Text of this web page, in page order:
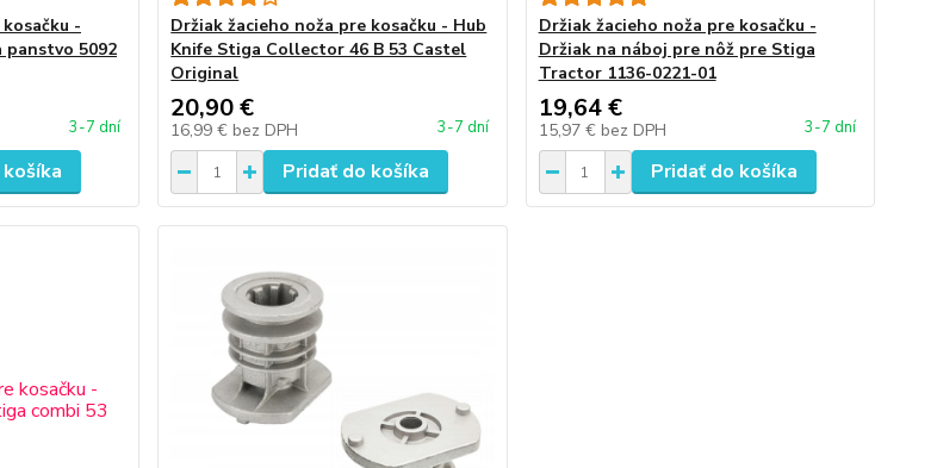
-
5092
3-7 dní
Držiak žacieho noža pre kosačku - Hub
Knife Stiga Collector 46 B 53 Castel
Original
20,90 €
16,99 € bez DPH 3-7 dní
Pridať do košíka
Držiak žacieho noža pre kosačku -
Držiak na náboj pre nôž pre Stiga
Tractor 1136-0221-01
19,64 €
15,97 € bez DPH 3-7 dní
Pridať do košíka